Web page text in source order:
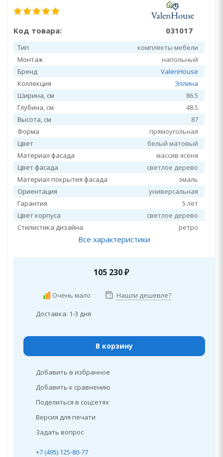
Код товара: 031017
Тип
комплекты мебели
Монтаж
напольный
Бренд
ValenHouse
Коллекция
Эллина
Ширина, см
86.5
Глубина, см
48.5
Высота, см
87
Форма
прямоугольная
Цвет
белый матовый
Материал фасада
массив ясеня
Цвет фасада
светлое дерево
Материал покрытия фасада
эмаль
Ориентация
универсальная
Гарантия
5 лет
Цвет корпуса
светлое дерево
Стилистика дизайна
ретро
Все характеристики
105 230₽
Очень мало Нашли дешевле?
Доставка: 1-3 дня
В корзину
Добавить в избранное
Добавить к сравнению
Поделиться в соцсетях
Версия для печати
Задать вопрос
+7 (495) 125-80-77